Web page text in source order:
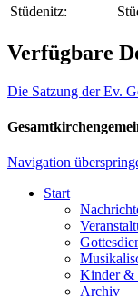
Stüdenitz:
Verfügbare
Die Satzung der Ev.
Navigation
Start
Kinder &
Archiv